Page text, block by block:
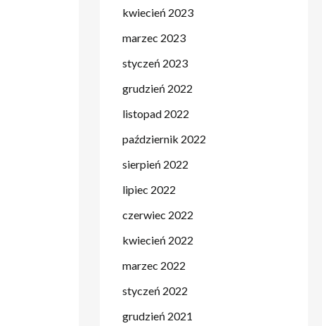
kwiecień 2023
marzec 2023
styczeń 2023
grudzień 2022
listopad 2022
październik 2022
sierpień 2022
lipiec 2022
czerwiec 2022
kwiecień 2022
marzec 2022
styczeń 2022
grudzień 2021